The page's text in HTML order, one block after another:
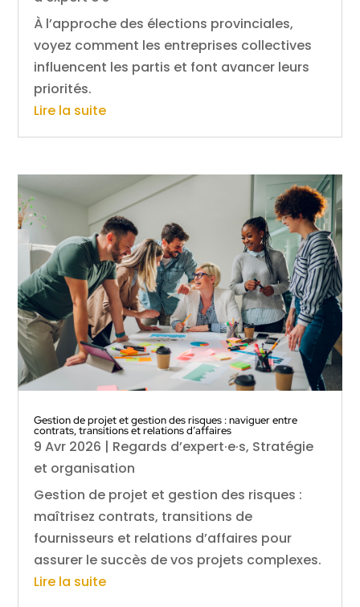
À l’approche des élections provinciales,
voyez comment les entreprises collectives
influencent les partis et font avancer leurs
priorités.
Lire la suite
Gestion de projet et gestion des risques : naviguer entre
contrats, transitions et relations d’affaires
9 Avr 2026 | Regards d’expert·e·s, Stratégie
et organisation
Gestion de projet et gestion des risques :
maîtrisez contrats, transitions de
fournisseurs et relations d’affaires pour
assurer le succès de vos projets complexes.
Lire la suite